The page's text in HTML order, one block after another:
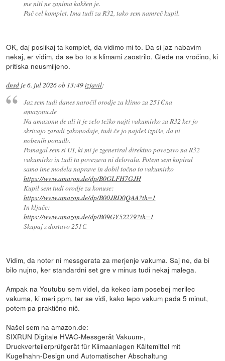
me niti ne zanima kakšen je.
Pač cel komplet. Ima tudi za R32, tako sem namreč kupil.
OK, daj poslikaj ta komplet, da vidimo mi to. Da si jaz nabavim
nekaj, er vidim, da se bo to s klimami zaostrilo. Glede na vročino, ki
pritiska neusmiljeno.
dnsd je6. jul 2026 ob 13:49izjavil:
Jaz sem tudi danes naročil orodje za klimo za 251€ na
amazonu.de
Na amazonu de ali it je zelo težko najti vakumirko za R32 ker jo
skrivajo zaradi zakonodaje, tudi če jo najdeš izpiše, da ni
nobenih ponudb.
Pomagal sem si UI, ki mi je zgeneriral direktno povezavo na R32
vakumirko in tudi ta povezava ni delovala. Potem sem kopiral
samo ime modela naprave in dobil točno to vakumirko
https://www.amazon.de/dp/B0GLFH7GJH
Kupil sem tudi orodje za konuse:
https://www.amazon.de/dp/B00JRD0QAA?th=1
In ključe:
https://www.amazon.de/dp/B09GY52279?th=1
Skupaj z dostavo 251€.
Vidim, da noter ni messgerata za merjenje vakuma. Saj ne, da bi
bilo nujno, ker standardni set gre v minus tudi nekaj malega.
Ampak na Youtubu sem videl, da kekec iam posebej merilec
vakuma, ki meri ppm, ter se vidi, kako lepo vakum pada 5 minut,
potem pa praktično nič.
Našel sem na amazon.de:
SIXRUN Digitale HVAC-Messgerät Vakuum-,
Druckverteilerprüfgerät für Klimaanlagen Kältemittel mit
Kugelhahn-Design und Automatischer Abschaltung